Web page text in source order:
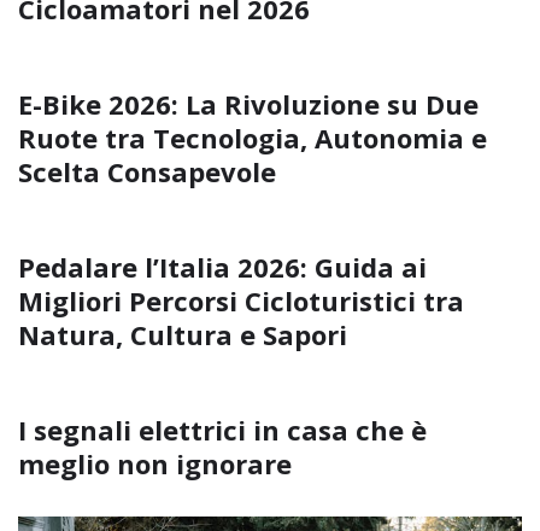
Cicloamatori nel 2026
E-Bike 2026: La Rivoluzione su Due
Ruote tra Tecnologia, Autonomia e
Scelta Consapevole
Pedalare l’Italia 2026: Guida ai
Migliori Percorsi Cicloturistici tra
Natura, Cultura e Sapori
I segnali elettrici in casa che è
meglio non ignorare